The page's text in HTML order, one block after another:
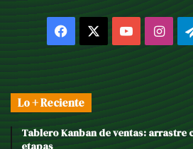
Facebook YouTube
Lo + Reciente
Tablero Kanban de ventas:
etapas